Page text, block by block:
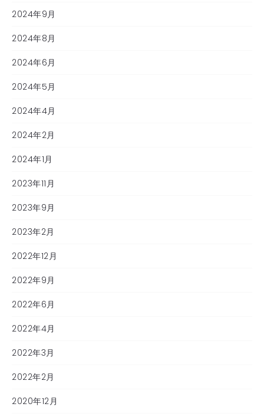
2024年9月
2024年8月
2024年6月
2024年5月
2024年4月
2024年2月
2024年1月
2023年11月
2023年9月
2023年2月
2022年12月
2022年9月
2022年6月
2022年4月
2022年3月
2022年2月
2020年12月